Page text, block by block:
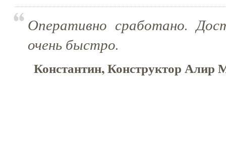
Оперативно сработано.
очень быстро.
Константин, Конструктор Алир